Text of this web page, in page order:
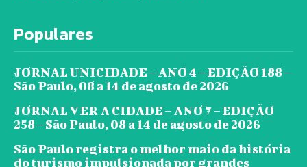
Populares
JORNAL UNICIDADE – ANO 4 – EDIÇÃO 188 –
São Paulo, 08 a 14 de agosto de 2026
JORNAL VER A CIDADE – ANO 7 – EDIÇÃO
258 – São Paulo, 08 a 14 de agosto de 2026
São Paulo registra o melhor maio da história
do turismo impulsionada por grandes